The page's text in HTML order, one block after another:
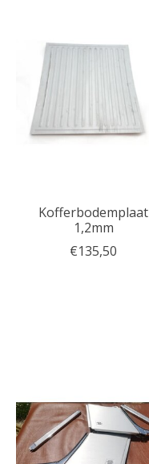
Kofferbodemplaat
1,2mm
€135,50